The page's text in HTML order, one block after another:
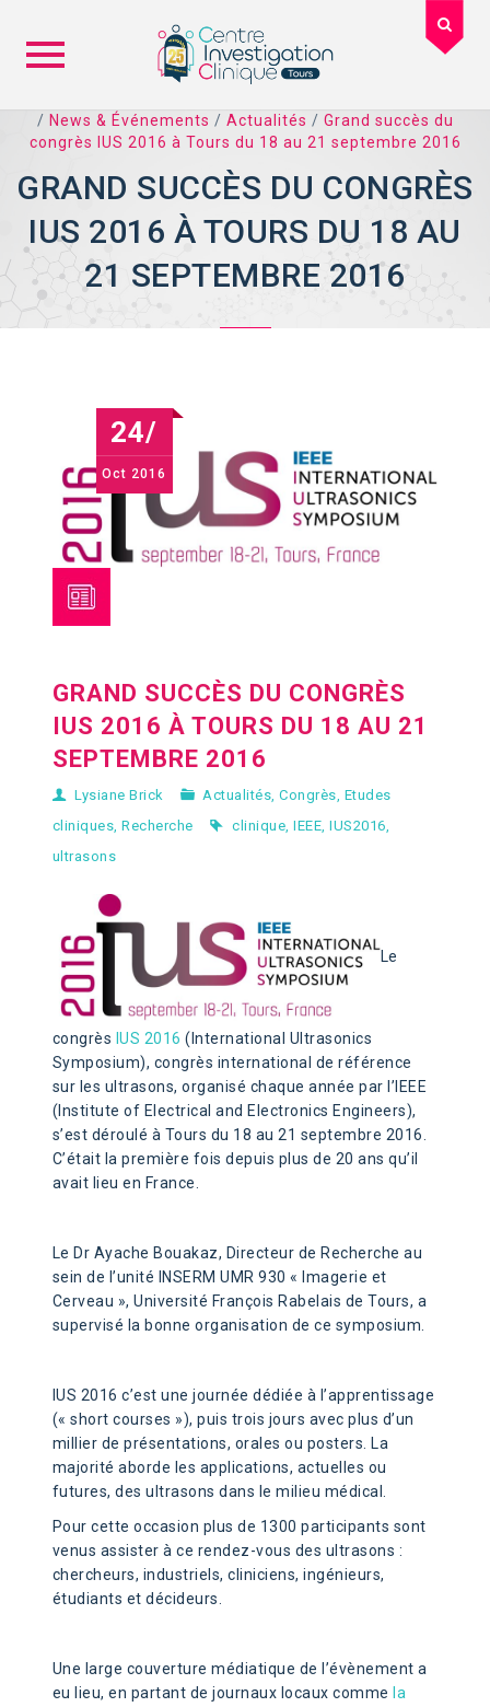
Skip
to
/ News & Événements / Actualités / Grand succès du
congrès IUS 2016 à Tours du 18 au 21 septembre 2016
GRAND SUCCÈS DU CONGRÈS
IUS 2016 À TOURS DU 18 AU
21 SEPTEMBRE 2016
24/
Oct 2016
GRAND SUCCÈS DU CONGRÈS
IUS 2016 À TOURS DU 18 AU 21
SEPTEMBRE 2016
Lysiane Brick Actualités ,Congrès Etudes
cliniques ,Recherche clinique ,IEEE ,IUS2016
ultrasons
Le
congrès IUS 2016 (International Ultrasonics
Symposium), congrès international de référence
sur les ultrasons, organisé chaque année par l’IEEE
(Institute of Electrical and Electronics Engineers),
s’est déroulé à Tours du 18 au 21 septembre 2016.
C’était la première fois depuis plus de 20 ans qu’il
avait lieu en France.
Le Dr Ayache Bouakaz, Directeur de Recherche au
sein de l’unité INSERM UMR 930 « Imagerie et
Cerveau », Université François Rabelais de Tours, a
supervisé la bonne organisation de ce symposium.
IUS 2016 c’est une journée dédiée à l’apprentissage
(« short courses »), puis trois jours avec plus d’un
millier de présentations, orales ou posters. La
majorité aborde les applications, actuelles ou
futures, des ultrasons dans le milieu médical.
Pour cette occasion plus de 1300 participants sont
venus assister à ce rendez-vous des ultrasons :
chercheurs, industriels, cliniciens, ingénieurs,
étudiants et décideurs.
Une large couverture médiatique de l’évènement a
eu lieu, en partant de journaux locaux comme la